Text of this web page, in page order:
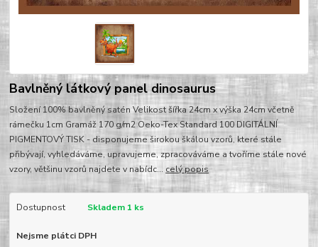
Bavlněný látkový panel dinosaurus
Složení 100% bavlněný satén Velikost šířka 24cm x výška 24cm včetně
rámečku 1cm Gramáž 170 g/m2 Oeko-Tex Standard 100 DIGITÁLNÍ
PIGMENTOVÝ TISK - disponujeme širokou škálou vzorů, které stále
přibývají, vyhledáváme, upravujeme, zpracováváme a tvoříme stále nové
vzory, většinu vzorů najdete v nabídc... celý popis
Dostupnost Skladem 1 ks
Nejsme plátci DPH